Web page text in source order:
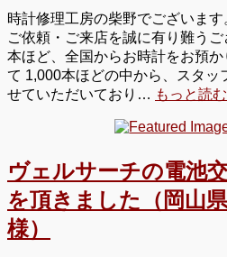
時計修理工房の柴野でございま
ご依頼・ご来店を誠に有り難う
本ほど、全国からお時計をお預
て 1,000本ほどの中から、スタッ
せていただいており… もっと読
ヴェルサーチの電池
を頂きました（岡山
様）